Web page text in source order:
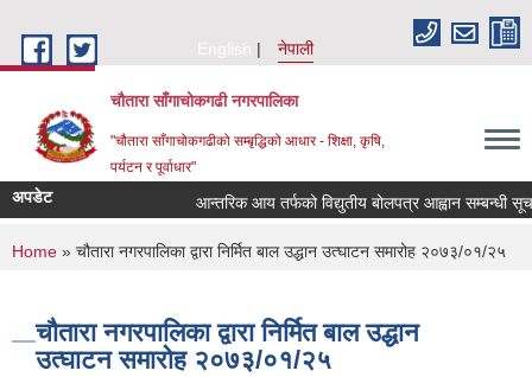
English
नेपाली
चौतारा साँगाचोकगढी नगरपालिका
"चौतारा साँगाचोकगढीको सम्बृद्धिको आधार - शिक्षा, कृषि,
पर्यटन र पूर्वाधार"
अपडेट आन्तरिक आय तर्फको विद्युतीय बोलपत्र आह्वान सम्बन्धी सूचना
You are here
Home » चौतारा नगरपालिका द्वारा निर्मित बाल उद्धान उत्घाटन समारोह २०७३/०१/२५
चौतारा नगरपालिका द्वारा निर्मित बाल उद्धान
उत्घाटन समारोह २०७३/०१/२५